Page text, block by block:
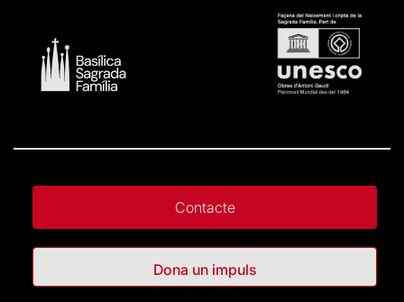
Contacte
Dona un impuls